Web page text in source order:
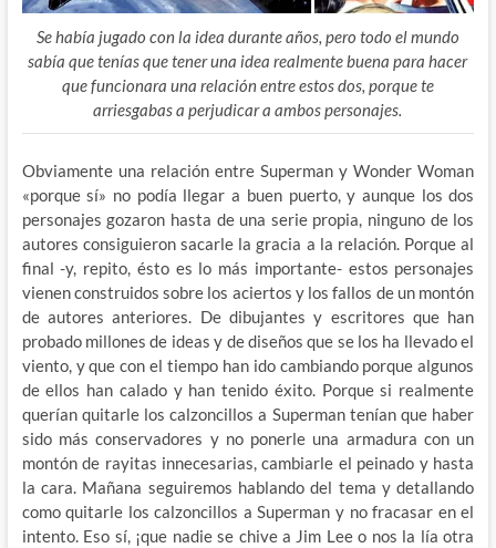
Se había jugado con la idea durante años, pero todo el mundo
sabía que tenías que tener una idea realmente buena para hacer
que funcionara una relación entre estos dos, porque te
arriesgabas a perjudicar a ambos personajes.
Obviamente una relación entre Superman y Wonder Woman
«porque sí» no podía llegar a buen puerto, y aunque los dos
personajes gozaron hasta de una serie propia, ninguno de los
autores consiguieron sacarle la gracia a la relación. Porque al
final -y, repito, ésto es lo más importante- estos personajes
vienen construidos sobre los aciertos y los fallos de un montón
de autores anteriores. De dibujantes y escritores que han
probado millones de ideas y de diseños que se los ha llevado el
viento, y que con el tiempo han ido cambiando porque algunos
de ellos han calado y han tenido éxito. Porque si realmente
querían quitarle los calzoncillos a Superman tenían que haber
sido más conservadores y no ponerle una armadura con un
montón de rayitas innecesarias, cambiarle el peinado y hasta
la cara. Mañana seguiremos hablando del tema y detallando
como quitarle los calzoncillos a Superman y no fracasar en el
intento. Eso sí, ¡que nadie se chive a Jim Lee o nos la lía otra